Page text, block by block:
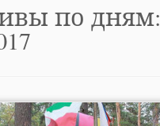
по дням: